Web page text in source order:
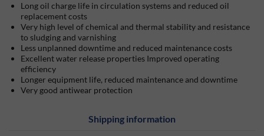
Long oil charge life in circulation systems and reduced oil
replacement costs
Very high level of chemical and thermal stability and resistance
to sludging and varnishing
Less unplanned downtime and reduced maintenance costs
Excellent water release properties Improved operating
efficiency
Longer equipment life, reduced maintenance and downtime
Very good antiwear protection
Shipping information